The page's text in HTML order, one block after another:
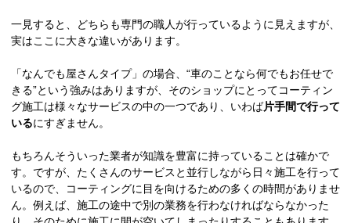
一見すると、どちらも専門の職人が行っているように見えますが、
実はここに大きな違いがあります。
「なんでも屋さんタイプ」の場合、“車のことなら何でもお任せで
きる”という強みはありますが、そのショップにとってコーティン
グ施工は様々なサービスの中の一つであり、いわば片手間で行って
いるにすぎません。
もちろんそういった業者が知識を豊富に持っていることは確かで
す。ですが、たくさんのサービスと並行しながら日々施工を行って
いるので、コーティングに目を向けるための多くの時間がありませ
ん。例えば、施工の途中で別の業務を行わなければならなかった